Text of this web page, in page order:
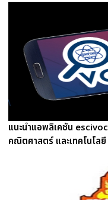
แนะนำแอพลิเคชัน
คณิตศาสตร์ และเทคโนโล